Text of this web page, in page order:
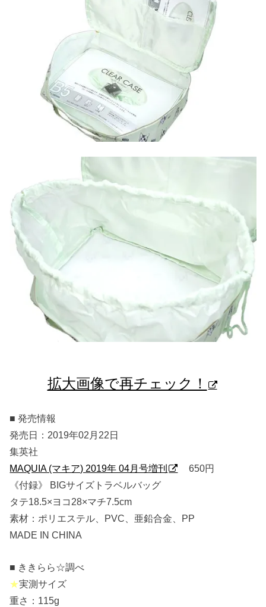
拡大画像で再チェック！
■ 発売情報
発売日：2019年02月22日
集英社
MAQUIA (マキア) 2019年 04月号増刊
650円
《付録》 BIGサイズトラベルバッグ
タテ18.5×ヨコ28×マチ7.5cm
素材：ポリエステル、PVC、亜鉛合金、PP
MADE IN CHINA
■ ききらら☆調べ
★実測サイズ
重さ：115g